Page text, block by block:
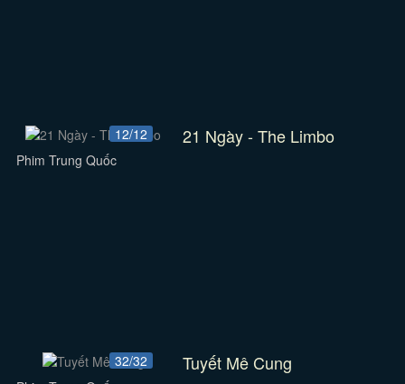
12/12 21 Ngày - The Limbo
Phim Trung Quốc
32/32 Tuyết Mê Cung